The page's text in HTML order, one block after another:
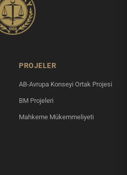
PROJELER
AB-Avrupa Konseyi Ortak Projesi
BM Projeleri
Mahkeme Mükemmeliyeti